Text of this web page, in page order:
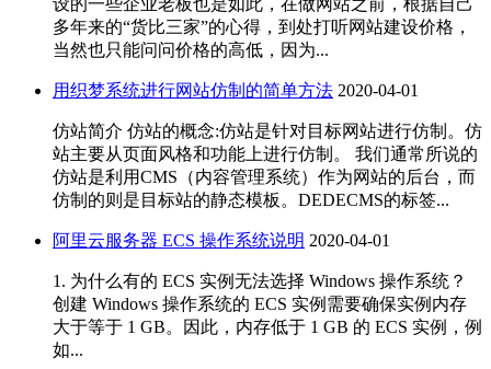
设的一些企业老板也是如此，在做网站之前，根据自己
多年来的“货比三家”的心得，到处打听网站建设价格，
当然也只能问问价格的高低，因为...
用织梦系统进行网站仿制的简单方法 2020-04-01
仿站简介 仿站的概念:仿站是针对目标网站进行仿制。仿
站主要从页面风格和功能上进行仿制。 我们通常所说的
仿站是利用CMS（内容管理系统）作为网站的后台，而
仿制的则是目标站的静态模板。DEDECMS的标签...
阿里云服务器 ECS 操作系统说明 2020-04-01
1. 为什么有的 ECS 实例无法选择 Windows 操作系统？
创建 Windows 操作系统的 ECS 实例需要确保实例内存
大于等于 1 GB。因此，内存低于 1 GB 的 ECS 实例，例
如...